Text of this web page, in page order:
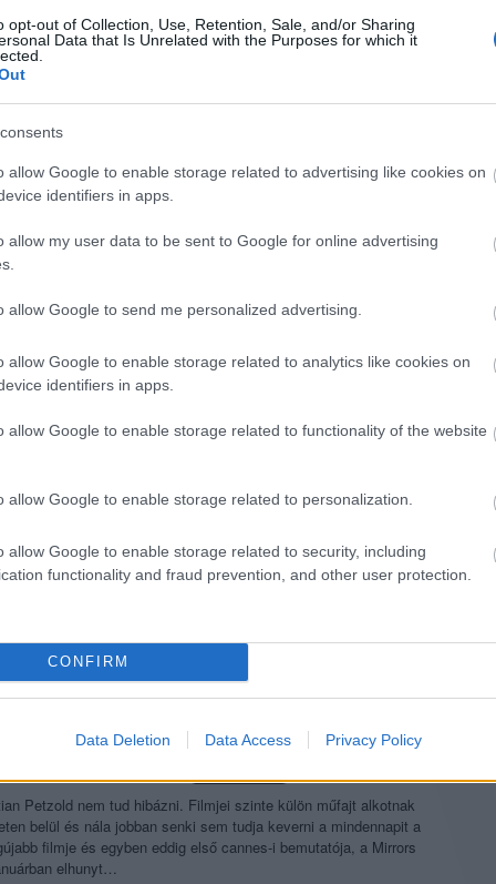
opt-out of Collection, Use, Retention, Sale, and/or Sharing
Data that Is Unrelated with the Purposes for which it
allow Google to enable storage related to advertising like cookies on
identifiers in apps.
allow my user data to be sent to Google for online advertising
allow Google to send me personalized advertising.
allow Google to enable storage related to analytics like cookies on
identifiers in apps.
allow Google to enable storage related to functionality of the website
allow Google to enable storage related to personalization.
allow Google to enable storage related to security, including
functionality and fraud prevention, and other user protection.
CONFIRM
Data Deletion Data Access Privacy Policy
Value bennfentes kikacsintásait értékelni fogják Cannes-ban,
családi…
lierenata reinsvecannes 2025
ARANY PÁLMA UTÁN
kezdetének tűnt, amikor a mindössze a második női
várta a filmvilág, de sajnos az Alpha eddig a 2025-ös
csalódása.
BETÖLTENI A DAVID LYNCH
Petzold nem tud hibázni. Filmjei szinte külön műfajt alkotnak
belül és nála jobban senki sem tudja keverni a mindennapit a
filmje és egyben eddig első cannes-i bemutatója, a Mirrors
elhunyt…